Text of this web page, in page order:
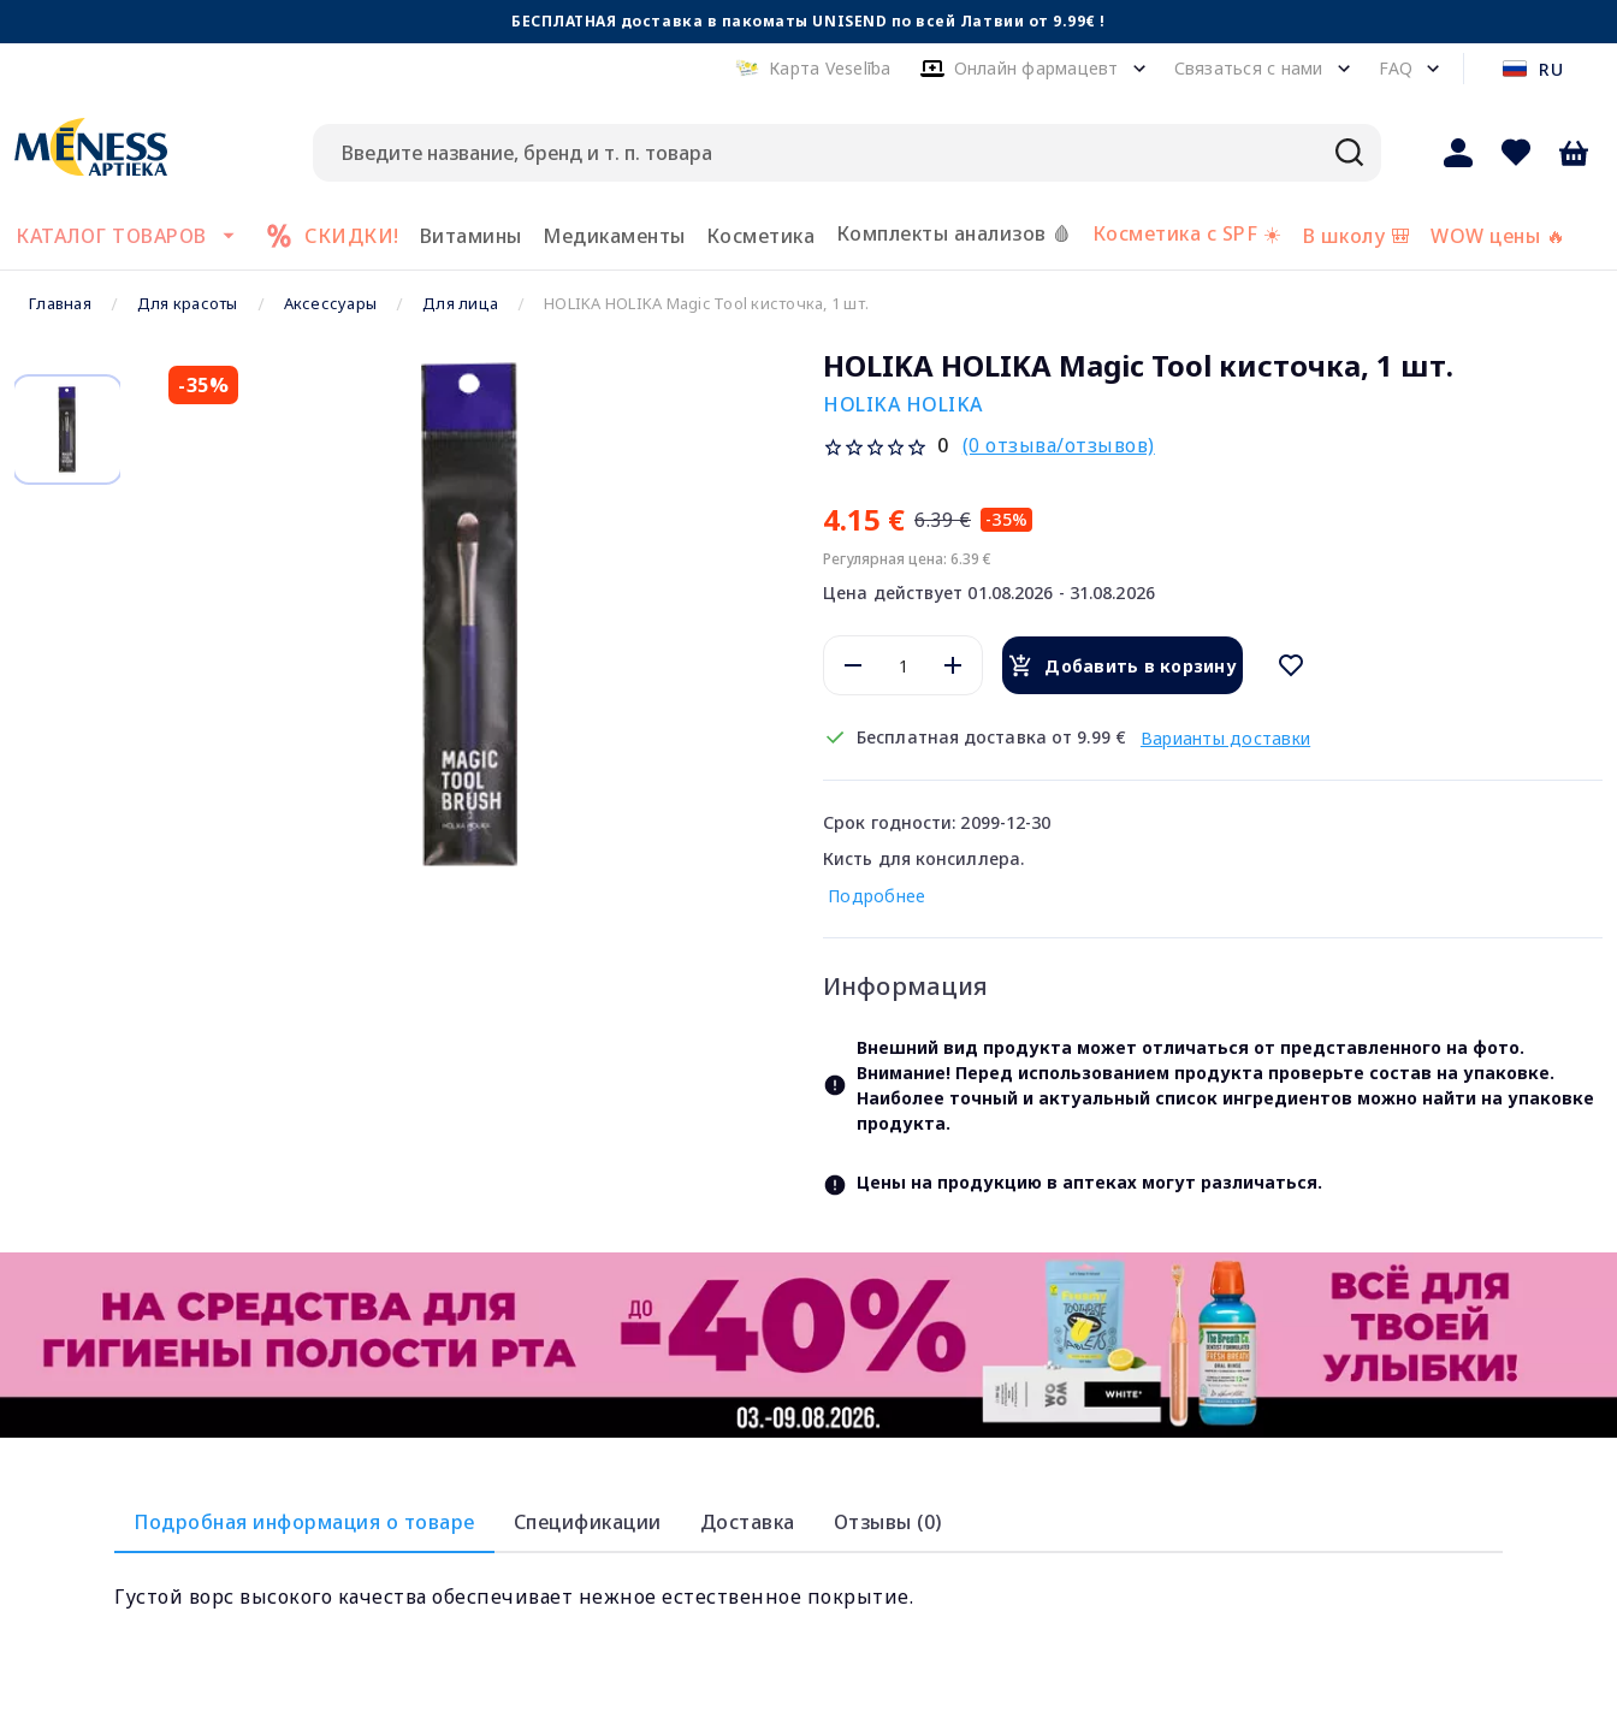
БЕСПЛАТНАЯ доставка в пакоматы UNISEND по всей Латвии от 9.99€ !
Карта Veselība Онлайн фармацевт Связаться с нами FAQ RU
КАТАЛОГ ТОВАРОВ СКИДКИ! Витамины Медикаменты Косметика Комплекты анализов 🩸 Косметика с SPF ☀️ В школу 🎒 WOW цены 🔥
Главная Для красоты Аксессуары Для лица HOLIKA HOLIKA Magic Tool кисточка, 1 шт.
-35% HOLIKA HOLIKA Magic Tool кисточка, 1 шт.
HOLIKA HOLIKA
0 (0 отзыва/отзывов)
4.15 € 6.39 € -35%
Регулярная цена: 6.39 €
Цена действует 01.08.2026 - 31.08.2026
Добавить в корзину
Бесплатная доставка от 9.99 € Варианты доставки
Срок годности: 2099-12-30
Кисть для консиллерa.
Подробнее
Информация
Внешний вид продукта может отличаться от представленного на фото.
Внимание! Перед использованием продукта проверьте состав на упаковке.
Наиболее точный и актуальный список ингредиентов можно найти на упаковке
продукта.
Цены на продукцию в аптеках могут различаться.
Подробная информация о товаре Спецификации Доставка Отзывы (0)
Густой ворс высокого качества обеспечивает нежное естественное покрытие.